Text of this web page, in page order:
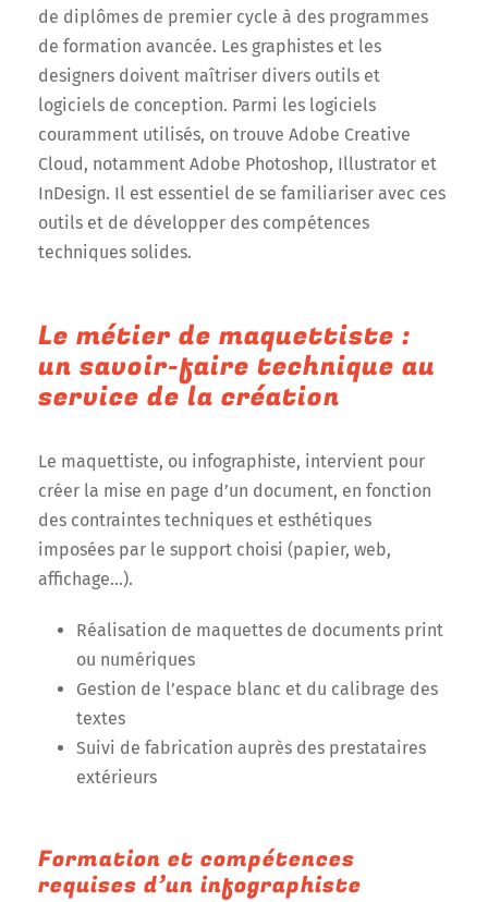
de diplômes de premier cycle à des programmes
de formation avancée. Les graphistes et les
designers doivent maîtriser divers outils et
logiciels de conception. Parmi les logiciels
couramment utilisés, on trouve Adobe Creative
Cloud, notamment Adobe Photoshop, Illustrator et
InDesign. Il est essentiel de se familiariser avec ces
outils et de développer des compétences
techniques solides.
Le métier de maquettiste :
un savoir-faire technique au
service de la création
Le maquettiste, ou infographiste, intervient pour
créer la mise en page d’un document, en fonction
des contraintes techniques et esthétiques
imposées par le support choisi (papier, web,
affichage…).
Réalisation de maquettes de documents print
ou numériques
Gestion de l’espace blanc et du calibrage des
textes
Suivi de fabrication auprès des prestataires
extérieurs
Formation et compétences
requises d’un infographiste